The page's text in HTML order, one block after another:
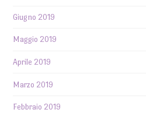
Giugno 2019
Maggio 2019
Aprile 2019
Marzo 2019
Febbraio 2019